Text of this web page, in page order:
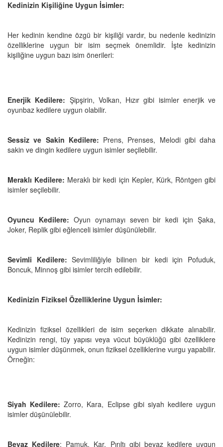
Kedinizin Kişiliğine Uygun İsimler:
Her kedinin kendine özgü bir kişiliği vardır, bu nedenle kedinizin
özelliklerine uygun bir isim seçmek önemlidir. İşte kedinizin
kişiliğine uygun bazı isim önerileri:
Enerjik Kedilere: Şipşirin, Volkan, Hızır gibi isimler enerjik ve
oyunbaz kedilere uygun olabilir.
Sessiz ve Sakin Kedilere: Prens, Prenses, Melodi gibi daha
sakin ve dingin kedilere uygun isimler seçilebilir.
Meraklı Kedilere: Meraklı bir kedi için Kepler, Kürk, Röntgen gibi
isimler seçilebilir.
Oyuncu Kedilere: Oyun oynamayı seven bir kedi için Şaka,
Joker, Replik gibi eğlenceli isimler düşünülebilir.
Sevimli Kedilere: Sevimliliğiyle bilinen bir kedi için Pofuduk,
Boncuk, Minnoş gibi isimler tercih edilebilir.
Kedinizin Fiziksel Özelliklerine Uygun İsimler:
Kedinizin fiziksel özellikleri de isim seçerken dikkate alınabilir.
Kedinizin rengi, tüy yapısı veya vücut büyüklüğü gibi özelliklere
uygun isimler düşünmek, onun fiziksel özelliklerine vurgu yapabilir.
Örneğin:
Siyah Kedilere: Zorro, Kara, Eclipse gibi siyah kedilere uygun
isimler düşünülebilir.
Beyaz Kedilere: Pamuk, Kar, Pırıltı gibi beyaz kedilere uygun